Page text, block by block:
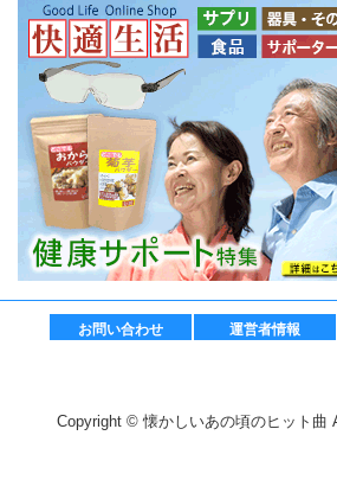
お問い合わせ 運営者情報
Copyright © 懐かしいあの頃のヒット曲